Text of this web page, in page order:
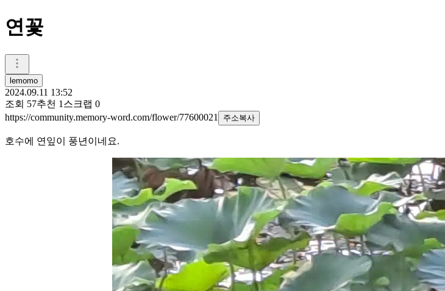
연꽃
lemomo
2024.09.11 13:52
조회 57추천 1 스크랩 0
https://community.memory-word.com/flower/77600021
주소복사
호수에 연잎이 풍년이네요.